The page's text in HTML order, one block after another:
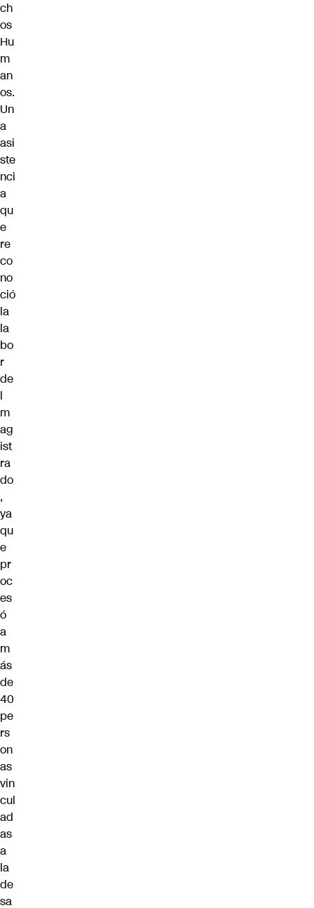
ch
os
Hu
m
an
os.
Un
a
asi
ste
nci
a
qu
e
re
co
no
ció
la
la
bo
r
de
l
m
ag
ist
ra
do
,
ya
qu
e
pr
oc
es
ó
a
m
ás
de
40
pe
rs
on
as
vin
cul
ad
as
a
la
de
sa